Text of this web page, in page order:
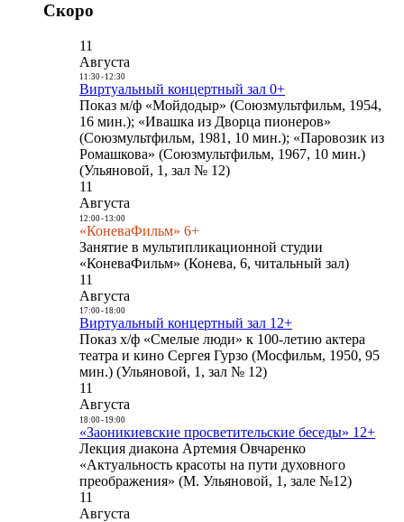
Скоро
11
Августа
11:30- 12:30
Виртуальный концертный зал 0+
Показ м/ф «Мойдодыр» (Союзмультфильм, 1954,
16 мин.); «Ивашка из Дворца пионеров»
(Союзмультфильм, 1981, 10 мин.); «Паровозик из
Ромашкова» (Союзмультфильм, 1967, 10 мин.)
(Ульяновой, 1, зал № 12)
11
Августа
12:00- 13:00
«КоневаФильм» 6+
Занятие в мультипликационной студии
«КоневаФильм» (Конева, 6, читальный зал)
11
Августа
17:00- 18:00
Виртуальный концертный зал 12+
Показ х/ф «Смелые люди» к 100-летию актера
театра и кино Сергея Гурзо (Мосфильм, 1950, 95
мин.) (Ульяновой, 1, зал № 12)
11
Августа
18:00- 19:00
«Заоникиевские просветительские беседы» 12+
Лекция диакона Артемия Овчаренко
«Актуальность красоты на пути духовного
преображения» (М. Ульяновой, 1, зале №12)
11
Августа